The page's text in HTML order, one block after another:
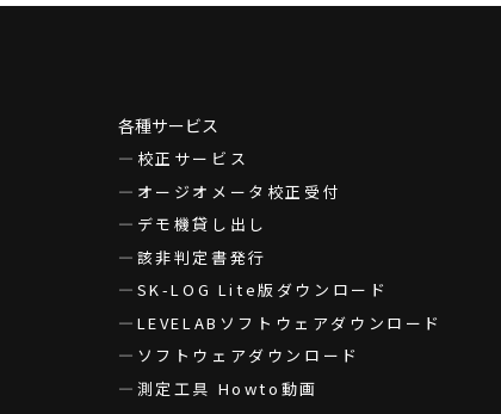
各種サービス
校正サービス
オージオメータ校正受付
デモ機貸し出し
該非判定書発行
SK-LOG Lite版ダウンロード
LEVELABソフトウェアダウンロード
ソフトウェアダウンロード
測定工具 Howto動画